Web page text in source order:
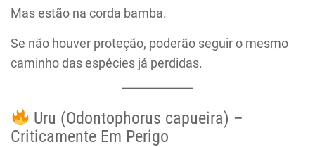
Mas estão na corda bamba.
Se não houver proteção, poderão seguir o mesmo
caminho das espécies já perdidas.
Uru (Odontophorus capueira) –
Criticamente Em Perigo